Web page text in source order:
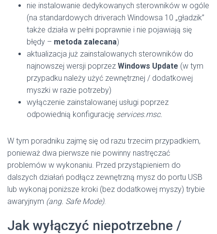
nie instalowanie dedykowanych sterowników w ogóle
(na standardowych driverach Windowsa 10 „gładzik”
także działa w pełni poprawnie i nie pojawiają się
błędy – metoda zalecana)
aktualizacja już zainstalowanych sterowników do
najnowszej wersji poprzez Windows Update (w tym
przypadku należy użyć zewnętrznej / dodatkowej
myszki w razie potrzeby)
wyłączenie zainstalowanej usługi poprzez
odpowiednią konfigurację services.msc.
W tym poradniku zajmę się od razu trzecim przypadkiem,
ponieważ dwa pierwsze nie powinny nastręczać
problemów w wykonaniu. Przed przystąpieniem do
dalszych działań podłącz zewnętrzną mysz do portu USB
lub wykonaj poniższe kroki (bez dodatkowej myszy) trybie
awaryjnym (ang. Safe Mode).
Jak wyłączyć niepotrzebne /